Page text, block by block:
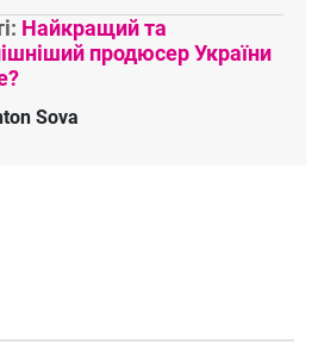
Найкращий та
продюсер України
Sova